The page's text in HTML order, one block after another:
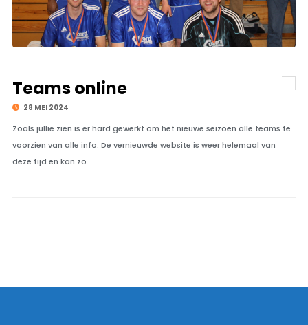
Teams online
28 MEI 2024
Zoals jullie zien is er hard gewerkt om het nieuwe seizoen alle teams te
voorzien van alle info. De vernieuwde website is weer helemaal van
deze tijd en kan zo.